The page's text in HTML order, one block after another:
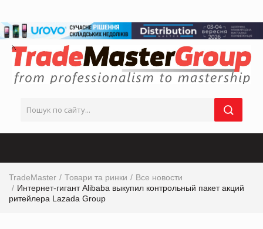
TradeMaster Товари та ринки
Все новости
Интернет-гигант Alibaba выкупил контрольный пакет акций
ритейлера Lazada Group